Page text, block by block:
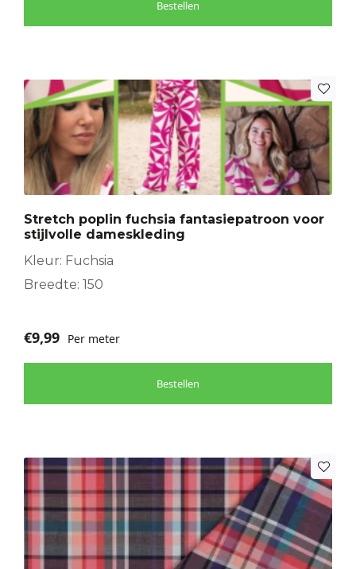
Bestellen
Stretch poplin fuchsia fantasiepatroon voor
stijlvolle dameskleding
Kleur: Fuchsia
Breedte: 150
€9,99 Per meter
Bestellen